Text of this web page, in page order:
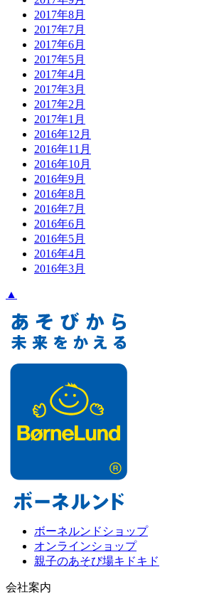
2017年8月
2017年7月
2017年6月
2017年5月
2017年4月
2017年3月
2017年2月
2017年1月
2016年12月
2016年11月
2016年10月
2016年9月
2016年8月
2016年7月
2016年6月
2016年5月
2016年4月
2016年3月
▲
ボーネルンドショップ
オンラインショップ
親子のあそび場キドキド
会社案内